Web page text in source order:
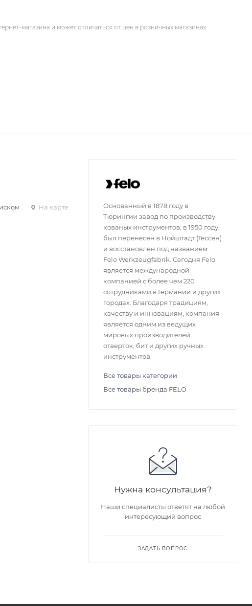
магазина и может отличаться от цен в розничных магазинах
На карте
Основанный в 1878 году в
Тюрингии завод по производству
кованых инструментов, в 1950 году
был перенесен в Нойштадт (Гессен)
и восстановлен ​​под названием
Felo Werkzeugfabrik. Сегодня Felo
является международной
компанией с более чем 220
сотрудниками в Германии и других
городах. Благодаря традициям,
качеству и инновациям, компания
является одним из ведущих
мировых производителей
отверток, бит и других ручных
инструментов.
Все товары категории
Все товары бренда FELO
Нужна консультация?
Наши специалисты ответят на любой
интересующий вопрос
ЗАДАТЬ ВОПРОС